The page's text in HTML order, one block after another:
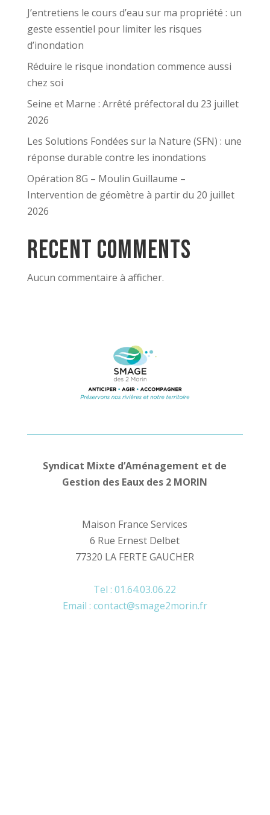
J’entretiens le cours d’eau sur ma propriété : un
geste essentiel pour limiter les risques
d’inondation
Réduire le risque inondation commence aussi
chez soi
Seine et Marne : Arrêté préfectoral du 23 juillet
2026
Les Solutions Fondées sur la Nature (SFN) : une
réponse durable contre les inondations
Opération 8G – Moulin Guillaume –
Intervention de géomètre à partir du 20 juillet
2026
Recent Comments
Aucun commentaire à afficher.
Syndicat Mixte d’Aménagement et de
Gestion des Eaux des 2 MORIN
Maison France Services
6 Rue Ernest Delbet
77320 LA FERTE GAUCHER
Tel : 01.64.03.06.22
Email : contact@smage2morin.fr